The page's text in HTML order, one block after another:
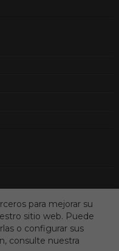
para mejorar su
sitio web. Puede
o configurar sus
consulte nuestra